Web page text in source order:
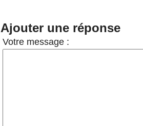
Ajouter une réponse
Votre message :